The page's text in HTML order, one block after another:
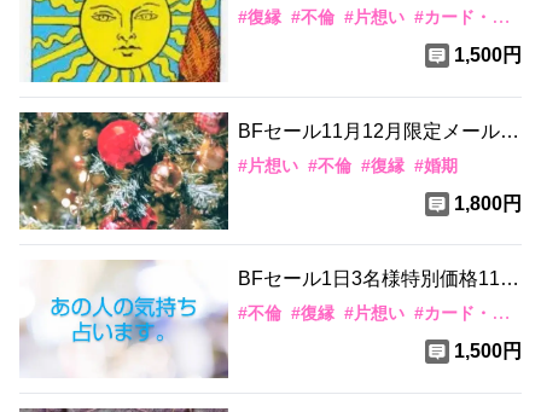
✕霊視
#復縁 #不倫 #片想い #カード・水晶
1,500円
BFセール11月12月限定メール鑑
定 霊視✕タロット
#片想い #不倫 #復縁 #婚期
1,800円
BFセール1日3名様特別価格11月
12月限定✨️あの人の気持ち占い
#不倫 #復縁 #片想い #カード・水晶
1,500円